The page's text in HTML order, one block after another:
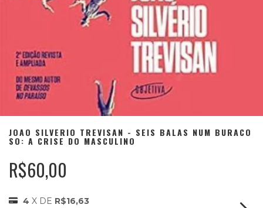
JOAO SILVERIO TREVISAN - SEIS BALAS NUM BURACO
SO: A CRISE DO MASCULINO
R$60,00
4 X DE R$16,63